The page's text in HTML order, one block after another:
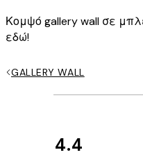
Κομψό gallery wall σε
εδώ!
GALLERY WALL
4.4